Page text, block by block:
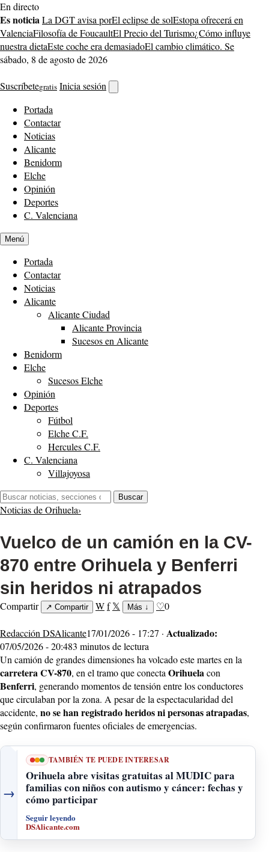
Saltar
al
contenido
En directo
Es noticiaLa DGT avisa porEl eclipse de solEstopa ofrecerá en
ValenciaFilosofía de FoucaultEl Precio del Turismo¿Cómo influye
nuestra dietaEste coche era demasiadoEl cambio climático. Se
sábado, 8 de agosto de 2026
Suscríbetegratis Inicia sesión
buscador
Portada
Contactar
Noticias
Alicante
Benidorm
Elche
Opinión
Deportes
C. Valenciana
Menú
Portada
Contactar
Noticias
Alicante
Alicante Ciudad
Alicante Provincia
Sucesos en Alicante
Benidorm
Elche
Sucesos Elche
Opinión
Deportes
Fútbol
Elche C.F.
Hercules C.F.
C. Valenciana
Villajoyosa
Buscar:
Buscar
Noticias de Orihuela›
Vuelco de un camión en la CV-
870 entre Orihuela y Benferri
sin heridos ni atrapados
Compartir ↗ Compartir Wf 𝕏 Más ↓ ♡0
Redacción DSAlicante17/01/2026 - 17:27 · Actualizado:
07/05/2026 - 20:483 minutos de lectura
Un camión de grandes dimensiones ha volcado este martes en la
carretera CV-870, en el tramo que conectaOrihuelacon
Benferri, generando momentos de tensión entre los conductores
que circulaban por la zona. A pesar de la espectacularidad del
accidente, no se han registrado heridos ni personas atrapadas,
según confirmaron fuentes oficiales de emergencias.
→
TAMBIÉN TE PUEDE INTERESAR
Orihuela abre visitas gratuitas al MUDIC para
familias con niños con autismo y cáncer: fechas y
cómo participar
Seguir leyendo
DSAlicante.com